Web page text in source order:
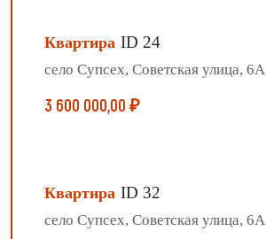
Квартира ID 24
село Супсех, Советская улица, 6А
3 600 000,00 ₽
Квартира ID 32
село Супсех, Советская улица, 6А